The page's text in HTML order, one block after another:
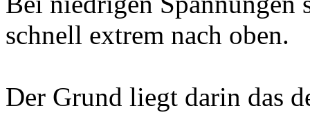
schnell extrem nach oben.
Der Grund liegt darin das